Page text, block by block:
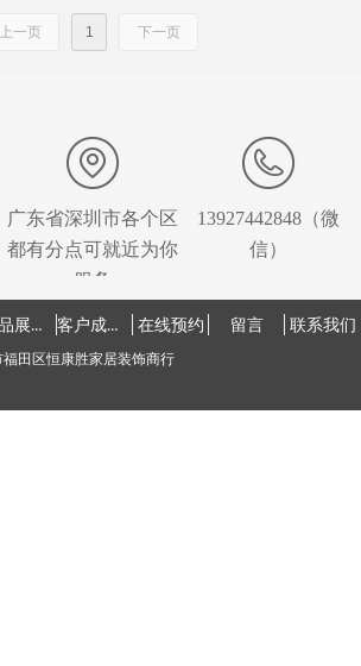
上一页 1 下一页
产品展示中心 客户成功案例 在线预约 留言 联系我们
福田区恒康胜家居装饰商行
广东省深圳市各个区
都有分点可就近为你
服务
13927442848（微
信）